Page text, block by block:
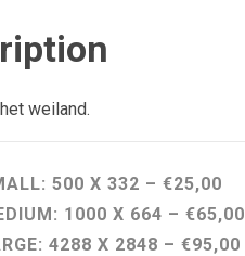
weiland.
500 X 332 – €25,00
1000 X 664 – €65,00
4288 X 2848 – €95,00